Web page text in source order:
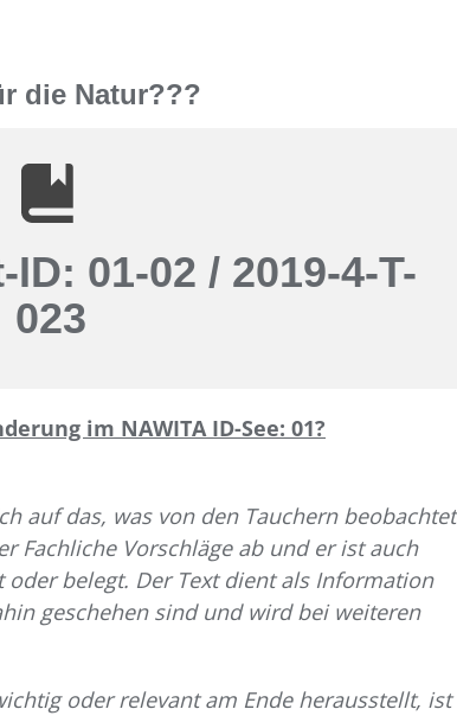
die Natur???
01-02 / 2019-4-T-
023
im NAWITA ID-See: 01?
auf das, was von den Tauchern beobachtet
Fachliche Vorschläge ab und er ist auch
oder belegt. Der Text dient als Information
geschehen sind und wird bei weiteren
oder relevant am Ende herausstellt, ist